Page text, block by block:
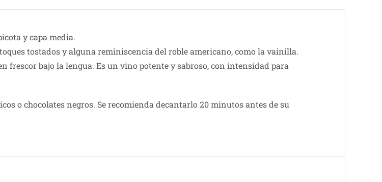
y capa media.
tostados y alguna reminiscencia del roble americano, como la vainilla.
frescor bajo la lengua. Es un vino potente y sabroso, con intensidad para
o chocolates negros. Se recomienda decantarlo 20 minutos antes de su